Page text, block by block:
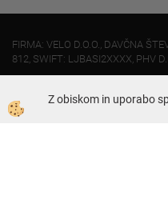
FIRMA: VELO D.O.O., DAVČNA
812, SWIFT: LJBASI2XXXX, PHV
Dunajska 421, 1231 -
Z obiskom in uporabo